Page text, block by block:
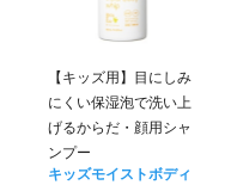
【キッズ用】目にしみ
にくい保湿泡で洗い上
げるからだ・顔用シャ
ンプー
キッズモイストボディ